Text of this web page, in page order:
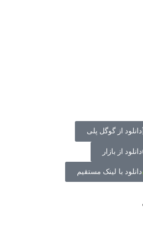
دانلود از گوگل پلی
دانلود از بازار
دانلود با لینک مستقیم